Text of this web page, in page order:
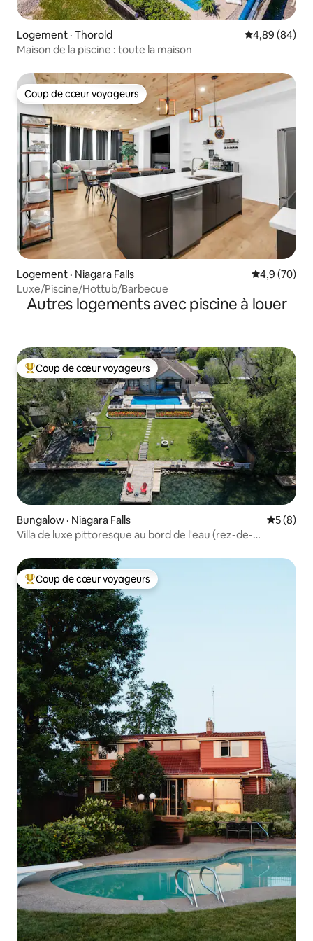
Logement · Thorold Note
4,89 (84)
Maison de la piscine : toute la maison
Coup de cœur voyageurs
Coup de cœur voyageurs
Logement · Niagara Falls Note
4,9 (70)
Luxe/Piscine/Hottub/Barbecue
Autres logements avec piscine à louer
Coup de cœur voyageurs parmi les plus aimés
Coup de cœur voyageurs
Bungalow · Niagara Falls Note
5 (8)
Villa de luxe pittoresque au bord de l'eau (rez-de-
Coup de cœur voyageurs parmi les plus aimés
Coup de cœur voyageurs